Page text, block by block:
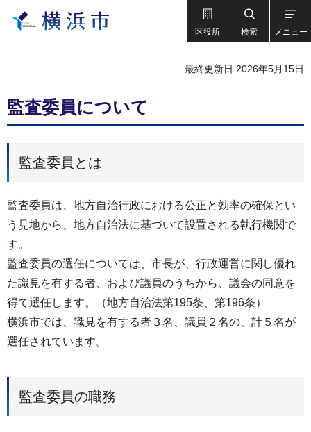
区役所 検索 メニュー
最終更新日 2026年5月15日
監査委員について
監査委員とは
監査委員は、地方自治行政における公正と効率の確保とい
う見地から、地方自治法に基づいて設置される執行機関で
す。
監査委員の選任については、市長が、行政運営に関し優れ
た識見を有する者、および議員のうちから、議会の同意を
得て選任します。（地方自治法第195条、第196条）
横浜市では、識見を有する者３名、議員２名の、計５名が
選任されています。
監査委員の職務